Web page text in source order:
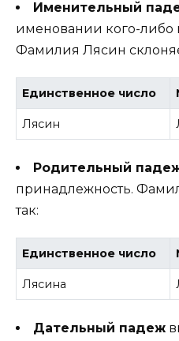
Именительный
именовании кого-либо
Фамилия Лясин
Единственное число
Лясин
Родительный
принадлежность.
так:
Единственное число
Лясина
Дательный падеж